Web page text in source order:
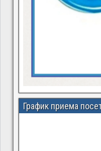
График приема